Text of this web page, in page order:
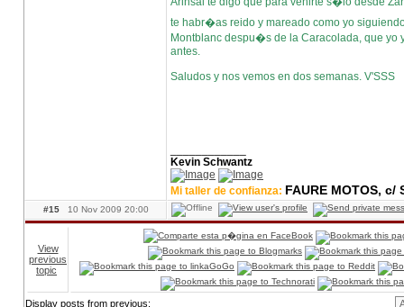
te habr�as reido y mareado como yo
Montblanc despu�s de la Caracolada, que
antes.
Saludos y nos vemos en dos semanas. V'SSS
Kevin Schwantz
Mi taller de confianza: FAURE MOTOS,
#15 10 Nov 2009 20:00
View
previous
topic
Display posts from previous: